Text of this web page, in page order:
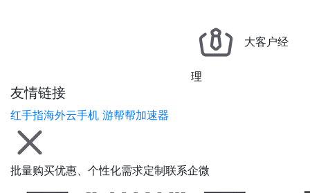
友情链接
红手指海外云手机 游帮帮加速器
大客户经
理
批量购买优惠、个性化需求定制联系企微